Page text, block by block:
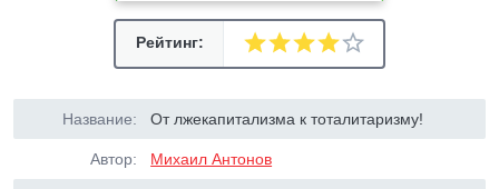
Рейтинг:
Название: От лжекапитализма к тоталитаризму!
Автор: Михаил Антонов